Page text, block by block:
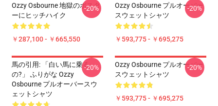
Ozzy Osbourne 地獄のポスタ
ーにヒッチハイク
￥287,100 - ￥665,550
-20%
Ozzy Osbourne プルオーバー
スウェットシャツ
￥593,775 - ￥695,275
-20%
馬の引用: 「白い馬に乗る
の?」 ふりがな Ozzy
Osbourne プルオーバースウ
ェットシャツ
-20%
Ozzy Osbourne プルオーバー
スウェットシャツ
￥593,775 - ￥695,275
-20%